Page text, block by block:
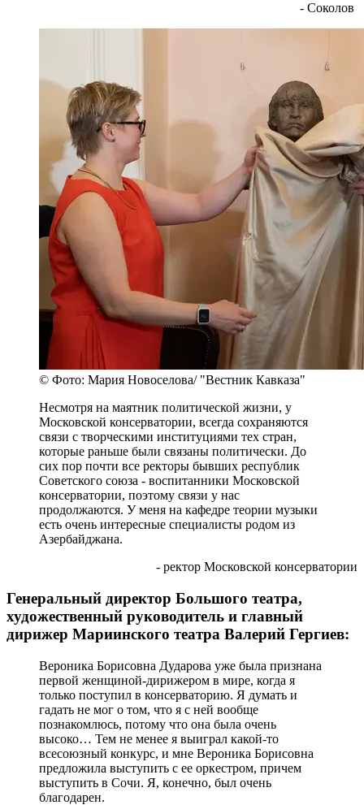
- Соколов
© Фото: Мария Новоселова/ "Вестник Кавказа"
Несмотря на маятник политической жизни, у
Московской консерватории, всегда сохраняются
связи с творческими институциями тех стран,
которые раньше были связаны политически. До
сих пор почти все ректоры бывших республик
Советского союза - воспитанники Московской
консерватории, поэтому связи у нас
продолжаются. У меня на кафедре теории музыки
есть очень интересные специалисты родом из
Азербайджана.
- ректор Московской консерватории
Генеральный директор Большого театра,
художественный руководитель и главный
дирижер Мариинского театра Валерий Гергиев:
Вероника Борисовна Дударова уже была признана
первой женщиной-дирижером в мире, когда я
только поступил в консерваторию. Я думать и
гадать не мог о том, что я с ней вообще
познакомлюсь, потому что она была очень
высоко… Тем не менее я выиграл какой-то
всесоюзный конкурс, и мне Вероника Борисовна
предложила выступить с ее оркестром, причем
выступить в Сочи. Я, конечно, был очень
благодарен.